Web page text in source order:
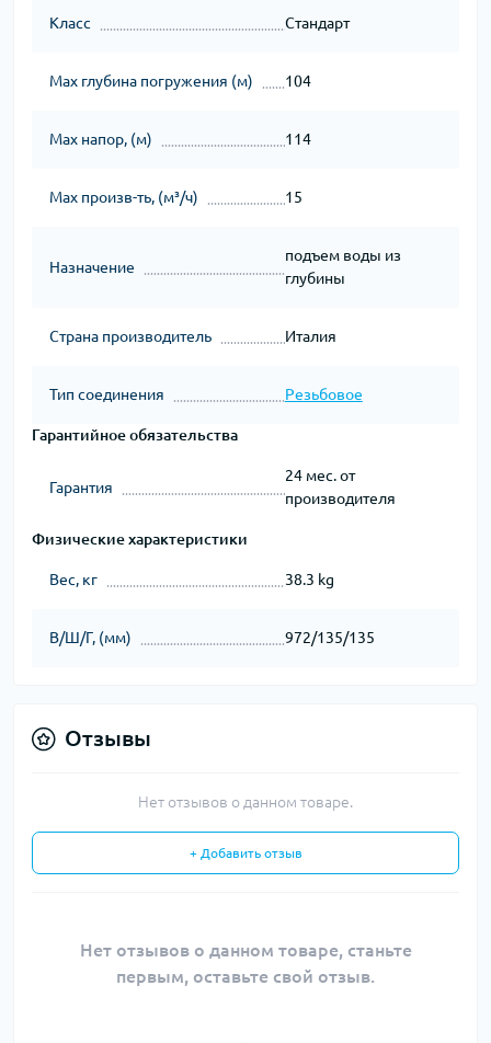
Класс Стандарт
Мах глубина погружения (м) 104
Мах напор, (м) 114
Мах произв-ть, (м³/ч) 15
Назначение
подъем воды из
глубины
Страна производитель Италия
Тип соединения Резьбовое
Гарантийное обязательства
Гарантия
24 мес. от
производителя
Физические характеристики
Вес, кг 38.3 kg
В/Ш/Г, (мм) 972/135/135
Отзывы
Нет отзывов о данном товаре.
+ Добавить отзыв
Нет отзывов о данном товаре, станьте
первым, оставьте свой отзыв.